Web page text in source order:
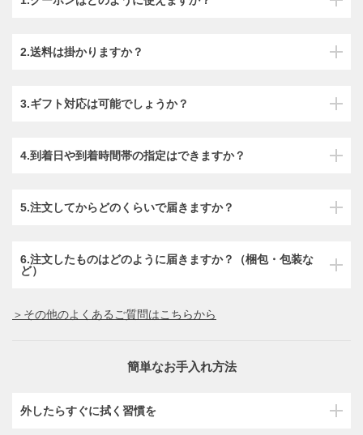
2.送料は掛かりますか？
3.ギフト対応は可能でしょうか？
4.到着日や到着時間帯の指定はできますか？
5.注文してからどのくらいで届きますか？
6.注文したものはどのように届きますか？（梱包・包装な
ど）
＞その他のよくあるご質問はこちらから
簡単なお手入れ方法
外したらすぐに拭く習慣を